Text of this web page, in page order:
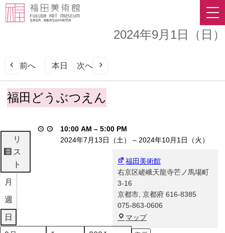
2024年9月1日（日）
前へ 本日 次へ
福
田
つ
ん
福田どうぶつえん
10:00 AM – 5:00 PM
2024年7月13日（土）
– 2024年10月1日（火）
福田美術館
右京区嵯峨天龍寺芒ノ馬場町
3-16
京都市 京都府 616-8385
075-863-0606
マップ福
田
リ
ス
ト
表
月
週
日